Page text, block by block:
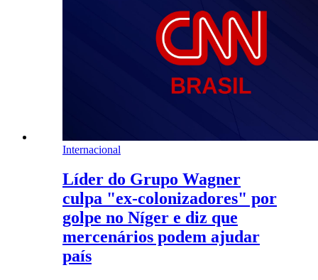
Internacional
Líder do Grupo Wagner
culpa "ex-colonizadores" por
golpe no Níger e diz que
mercenários podem ajudar
país